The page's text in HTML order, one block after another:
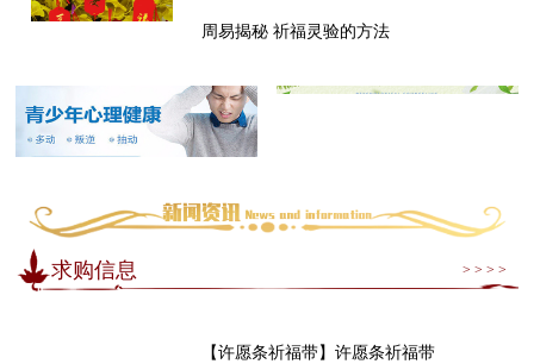
周易揭秘 祈福灵验的方法
求购信息 > > > >
【许愿条祈福带】许愿条祈福带